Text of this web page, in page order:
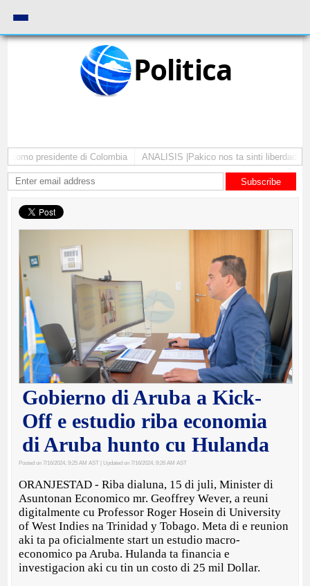
Politica
presidente di Colombia ANALISIS |Pakico nos ta sinti liberdad pa
Subscribe
Gobierno di Aruba a Kick-
Off e estudio riba economia
di Aruba hunto cu Hulanda
Posted on 7/16/2024, 9:25 AM AST | Updated on 7/16/2024, 9:26 AM AST
ORANJESTAD - Riba dialuna, 15 di juli, Minister di
Asuntonan Economico mr. Geoffrey Wever, a reuni
digitalmente cu Professor Roger Hosein di University
of West Indies na Trinidad y Tobago. Meta di e reunion
aki ta pa oficialmente start un estudio macro-
economico pa Aruba. Hulanda ta financia e
investigacion aki cu tin un costo di 25 mil Dollar.